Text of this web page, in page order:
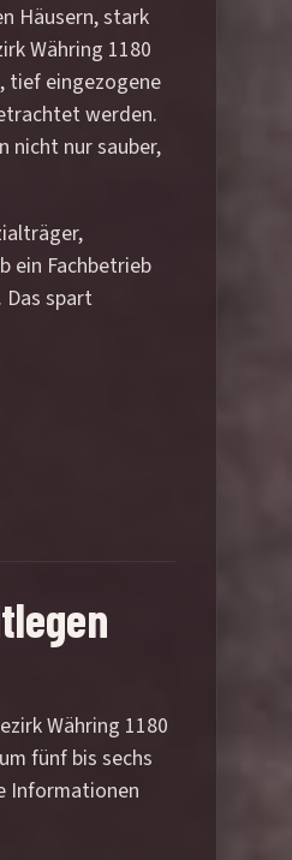
Häusern, stark
Währing 1180
tief eingezogene
werden.
nicht nur sauber,
ein Fachbetrieb
spart
Währing 1180
fünf bis sechs
Informationen